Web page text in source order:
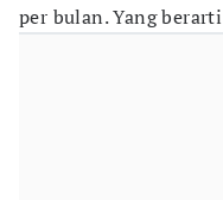
per bulan. Yang